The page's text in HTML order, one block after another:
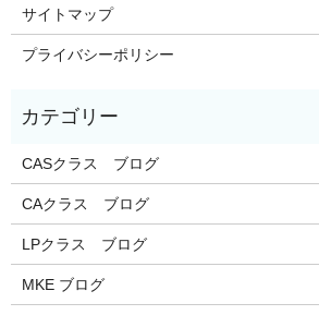
サイトマップ
プライバシーポリシー
CASクラス ブログ
CAクラス ブログ
LPクラス ブログ
MKE ブログ